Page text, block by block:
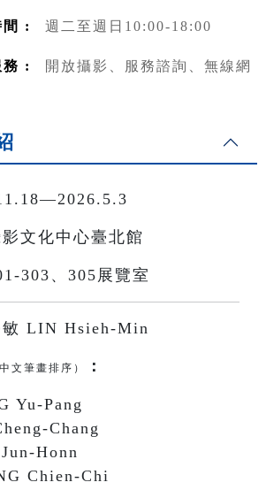
間 : 週二至週日10:00-18:00
務 :
開放攝影、服務諮詢、無線網
影文化中心臺北館
303、305展覽室
敏 LIN Hsieh-Min
文筆畫排序） ：
Yu-Pang
Chang
Honn
Chien-Chi